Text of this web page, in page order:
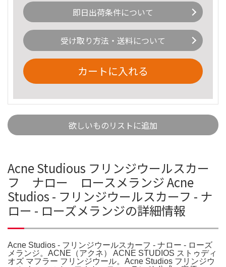
即日出荷条件について
受け取り方法・送料について
カートに入れる
欲しいものリストに追加
Acne Studious フリンジウールスカー
フ ナロー ロースメランジ Acne
Studios - フリンジウールスカーフ - ナ
ロー - ローズメランジの詳細情報
Acne Studios - フリンジウールスカーフ - ナロー - ローズ
メランジ。ACNE（アクネ） ACNE STUDIOS ストゥディ
オズ マフラー フリンジウール。Acne Studios フリンジウ